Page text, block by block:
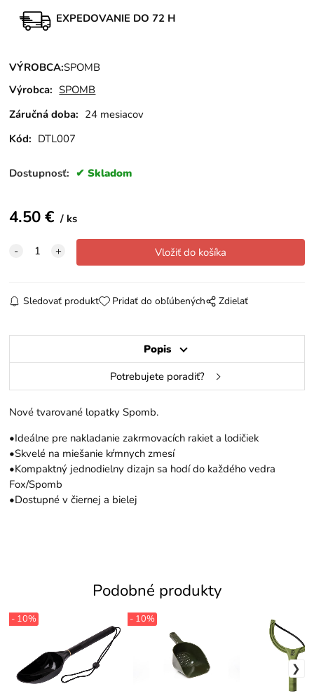
EXPEDOVANIE DO 72 H
VÝROBCA:SPOMB
Výrobca: SPOMB
Záručná doba: 24 mesiacov
Kód: DTL007
Dostupnosť: Skladom
4.50€ ks
Sledovať produkt Pridať do obľúbených Zdielať
Popis
Potrebujete poradiť?
Nové tvarované lopatky Spomb.
•Ideálne pre nakladanie zakrmovacích rakiet a lodičiek
•Skvelé na miešanie kŕmnych zmesí
•Kompaktný jednodielny dizajn sa hodí do každého vedra
Fox/Spomb
•Dostupné v čiernej a bielej
Podobné produkty
- 10% - 10%